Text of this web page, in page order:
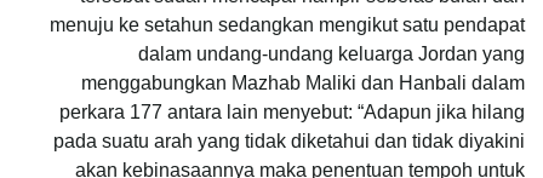
menuju ke setahun sedangkan mengikut satu pendapat
dalam undang-undang keluarga Jordan yang
menggabungkan Mazhab Maliki dan Hanbali dalam
perkara 177 antara lain menyebut: “Adapun jika hilang
pada suatu arah yang tidak diketahui dan tidak diyakini
akan kebinasaannya maka penentuan tempoh untuk